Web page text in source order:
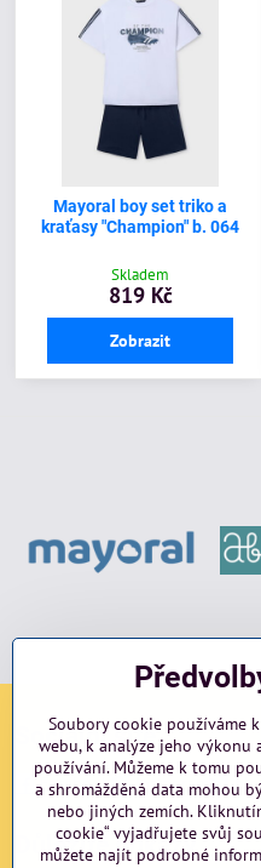
Mayoral boy set triko a
kraťasy "Champion" b. 064
Skladem
819 Kč
Zobrazit
Sociální sítě
Facebook Instagram
Důležité odkazy
Soubory cookie používáme
webu, k analýze jeho výkonu
používání. Můžeme k tomu
a shromážděná data mohou
nebo jiných zemích.
cookie“ vyjadřujete svůj
můžete najít podrobné